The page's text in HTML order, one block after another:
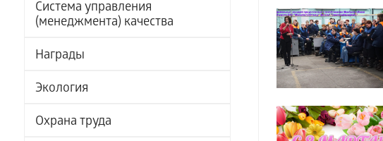
Система управления
(менеджмента) качества
Награды
Экология
Охрана труда